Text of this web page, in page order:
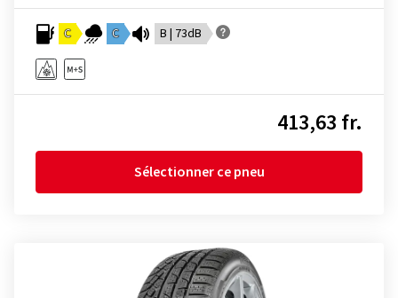
C C B | 73dB
413,63 fr.
Sélectionner ce pneu